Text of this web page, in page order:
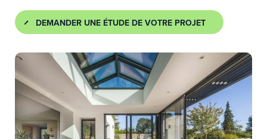
DEMANDER UNE ÉTUDE DE VOTRE PROJET